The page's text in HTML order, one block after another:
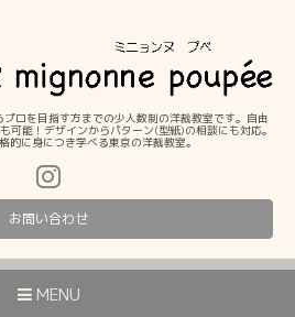
ロを目指す方までの少人数制の洋裁教室です。自由
可能！デザインからパターン(型紙)の相談にも対応。
的に身につき学べる東京の洋裁教室。
お問い合わせ
MENU